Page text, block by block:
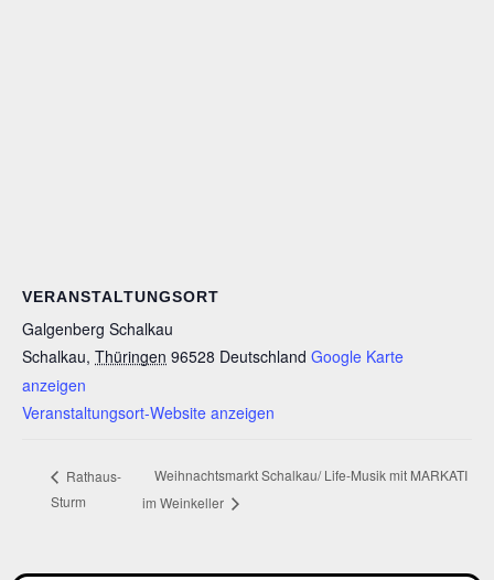
VERANSTALTUNGSORT
Galgenberg Schalkau
Schalkau, Thüringen 96528 Deutschland Google Karte
anzeigen
Veranstaltungsort-Website anzeigen
Rathaus-
Sturm
Weihnachtsmarkt Schalkau/ Life-Musik mit MARKATI
im Weinkeller